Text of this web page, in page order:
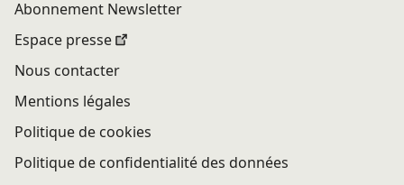
Abonnement Newsletter
Espace presse
Nous contacter
Mentions légales
Politique de cookies
Politique de confidentialité des données